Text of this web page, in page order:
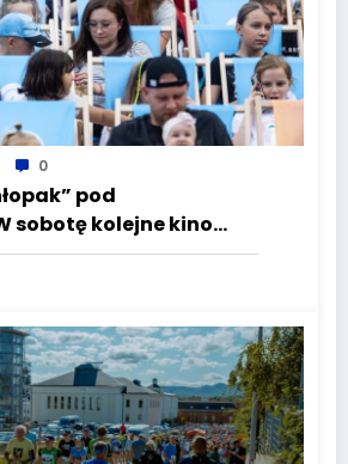
0
pod
sobotę kolejne kino
Zdroju